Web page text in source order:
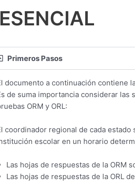
Primeros Pasos
documento a continuación contiene
de suma importancia considerar
ORM y ORL:
coordinador regional de cada
escolar en un horario
Las hojas de respuestas de la ORM
Las hojas de respuestas de la ORL